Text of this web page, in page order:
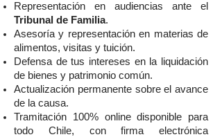
Representación en audiencias ante el
Tribunal de Familia.
Asesoría y representación en materias de
alimentos, visitas y tuición.
Defensa de tus intereses en la liquidación
de bienes y patrimonio común.
Actualización permanente sobre el avance
de la causa.
Tramitación 100% online disponible para
todo Chile, con firma electrónica